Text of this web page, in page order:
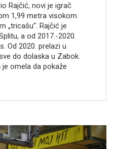
Rajčić, novi je igrač
1,99 metra visokom
„tricašu“. Rajčić je
a od 2017.-2020.
Od 2020. prelazi u
do dolaska u Zabok.
omela da pokaže